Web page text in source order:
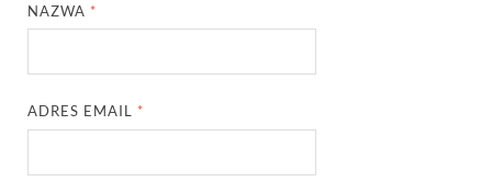
NAZWA *
ADRES EMAIL *